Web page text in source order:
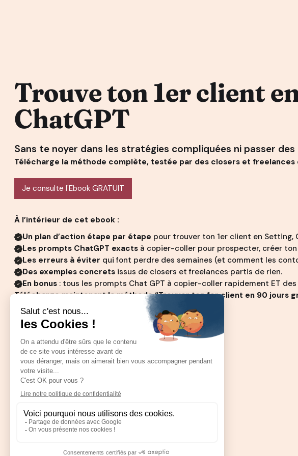
Trouve ton 1er client
ChatGPT
Sans te noyer dans les stratégies compliquées ni passer des
Télécharge la méthode complète, testée par des closers et freelances
Je consulte l'Ebook GRATUIT
À l’intérieur de cet ebook :
Un plan d’action étape par étape pour trouver ton 1er client en Setting,
Les prompts ChatGPT exactsà copier-coller pour prospecter, créer
Les erreurs à éviter qui font perdre des semaines (et comment les
Des exemples concretsissus de closers et freelances partis de rien.
En bonus : tous les prompts Chat GPT à copier-coller rapidement ET
Télécharge maintenant la méthode “Trouver ton 1er client en 90 jours
prendre la tête.
Excellent -4,9/5sur la base de 713 avis